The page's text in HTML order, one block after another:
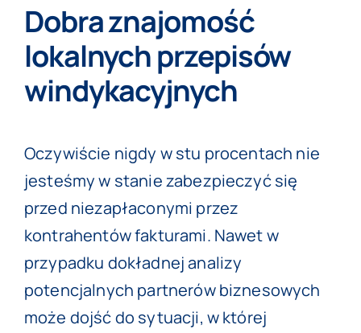
Dobra znajomość
lokalnych przepisów
windykacyjnych
Oczywiście nigdy w stu procentach nie
jesteśmy w stanie zabezpieczyć się
przed niezapłaconymi przez
kontrahentów fakturami. Nawet w
przypadku dokładnej analizy
potencjalnych partnerów biznesowych
może dojść do sytuacji, w której